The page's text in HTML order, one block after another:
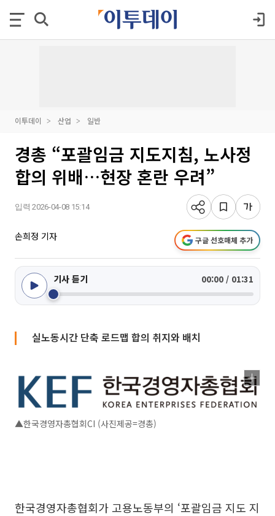
이투데이 산업 일반
경총 “포괄임금 지도지침, 노사정
합의 위배…현장 혼란 우려”
입력 2026-04-08 15:14
손희정 기자 구글 선호매체 추가
기사 듣기 00:00 / 01:31
실노동시간 단축 로드맵 합의 취지와 배치
▲한국경영자총협회CI (사진제공=경총)
한국경영자총협회가 고용노동부의 ‘포괄임금 지도 지